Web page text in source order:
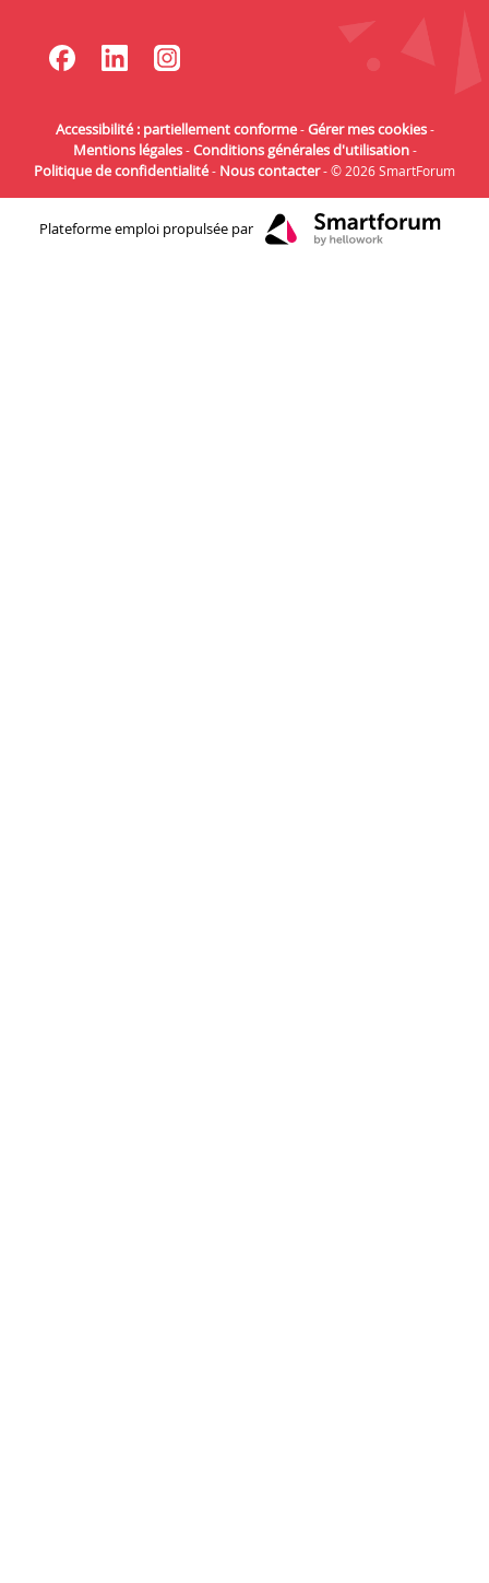
Accessibilité : partiellement conforme-Gérer mes cookies-
Mentions légales-Conditions générales d'utilisation-
Politique de confidentialité- Nous contacter- © 2026SmartForum
Plateforme emploi propulsée par